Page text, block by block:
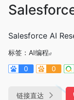
Salesforce AI
标签： AI编程
0
0
链接直达